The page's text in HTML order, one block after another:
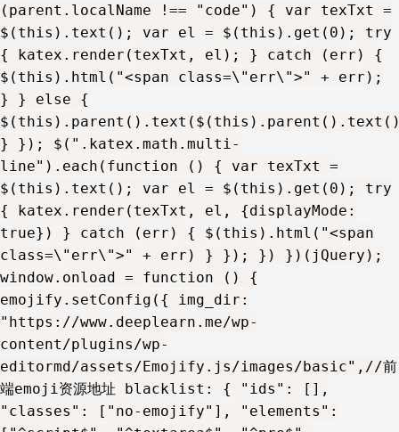
(parent.localName !== "code") { var texTxt =
$(this).text(); var el = $(this).get(0); try
{ katex.render(texTxt, el); } catch (err) {
$(this).html("<span class=\"err\">" + err);
} } else {
} }); $(".katex.math.multi-
line").each(function () { var texTxt =
$(this).text(); var el = $(this).get(0); try
{ katex.render(texTxt, el, {displayMode:
true}) } catch (err) { $(this).html("<span
class=\"err\">" + err) } }); }) })(jQuery);
window.onload = function () {
emojify.setConfig({ img_dir:
"https://www.deeplearn.me/wp-
content/plugins/wp-
editormd/assets/Emojify.js/images/basic",//前
端emoji资源地址 blacklist: { "ids": [],
"classes": ["no-emojify"], "elements":